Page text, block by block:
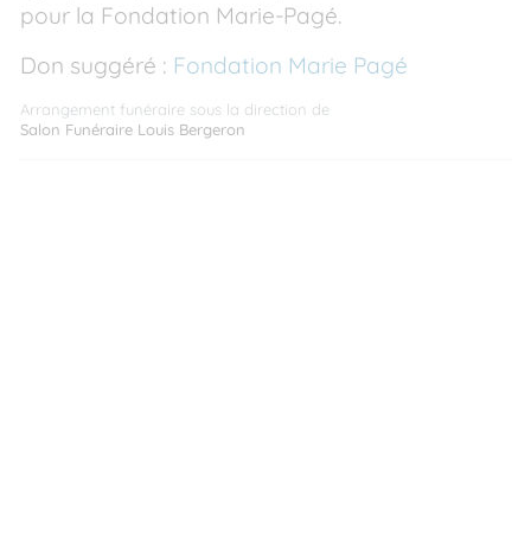
pour la Fondation Marie-Pagé.
Don suggéré : Fondation Marie Pagé
Arrangement funéraire sous la direction de
Salon Funéraire Louis Bergeron